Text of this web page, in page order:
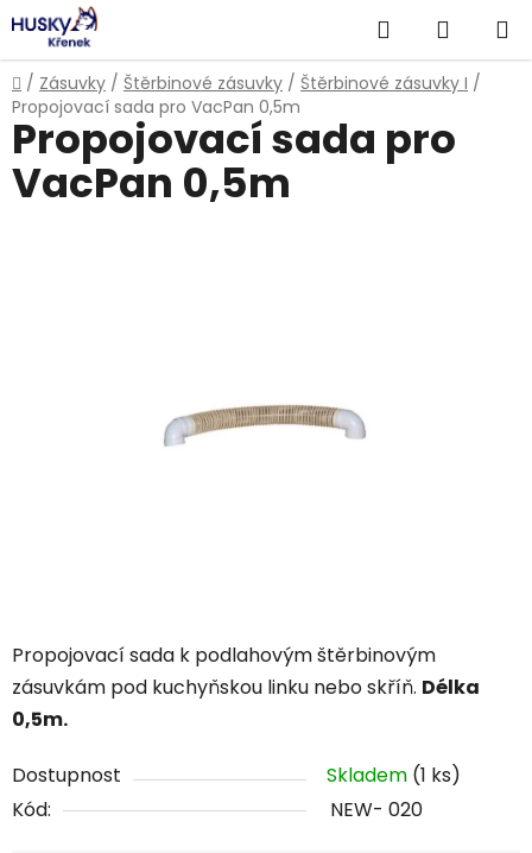
Přejít
na
obsah
Hledat
KOŠÍK
Domů
/ Zásuvky / Štěrbinové zásuvky / Štěrbinové zásuvky I /
Propojovací sada pro VacPan 0,5m
Propojovací sada k podlahovým štěrbinovým
zásuvkám pod kuchyňskou linku nebo skříň. Délka
0,5m.
Dostupnost Skladem (1 ks)
Kód:
NEW- 020
Propojovací sada pro
VacPan 0,5m